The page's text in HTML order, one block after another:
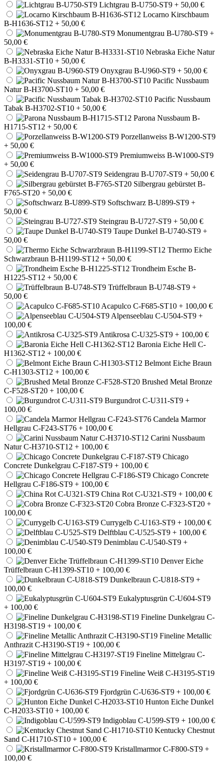
Lichtgrau B-U750-ST9 + 50,00 €
Locarno Kirschbaum
B-H1636-ST12 + 50,00 €
Monumentgrau B-U780-ST9 +
50,00 €
Nebraska Eiche Natur
B-H3331-ST10 + 50,00 €
Onyxgrau B-U960-ST9 + 50,00 €
Pacific Nussbaum
Natur B-H3700-ST10 + 50,00 €
Pacific Nussbaum
Tabak B-H3702-ST10 + 50,00 €
Parona Nussbaum B-
H1715-ST12 + 50,00 €
Porzellanweiss B-W1200-ST9
+ 50,00 €
Premiumweiss B-W1000-ST9
+ 50,00 €
Seidengrau B-U707-ST9 + 50,00 €
Silbergrau gebürstet B-
F765-ST20 + 50,00 €
Softschwarz B-U899-ST9 +
50,00 €
Steingrau B-U727-ST9 + 50,00 €
Taupe Dunkel B-U740-ST9 +
50,00 €
Thermo Eiche
Schwarzbraun B-H1199-ST12 + 50,00 €
Trondheim Esche B-
H1225-ST12 + 50,00 €
Trüffelbraun B-U748-ST9 +
50,00 €
Acapulco C-F685-ST10 + 100,00 €
Alpenseeblau C-U504-ST9 +
100,00 €
Antikrosa C-U325-ST9 + 100,00 €
Baronia Eiche Hell C-
H1362-ST12 + 100,00 €
Belmont Eiche Braun
C-H1303-ST12 + 100,00 €
Brushed Metal Bronze
C-F528-ST20 + 100,00 €
Burgundrot C-U311-ST9 +
100,00 €
Candela Marmor
Hellgrau C-F243-ST76 + 100,00 €
Carini Nussbaum
Natur C-H3710-ST12 + 100,00 €
Chicago
Concrete Dunkelgrau C-F187-ST9 + 100,00 €
Chicago Concrete
Hellgrau C-F186-ST9 + 100,00 €
China Rot C-U321-ST9 + 100,00 €
Cobra Bronze C-F323-ST20 +
100,00 €
Currygelb C-U163-ST9 + 100,00 €
Delftblau C-U525-ST9 + 100,00 €
Denimblau C-U540-ST9 +
100,00 €
Denver Eiche
Trüffelbraun C-H1399-ST10 + 100,00 €
Dunkelbraun C-U818-ST9 +
100,00 €
Eukalyptusgrün C-U604-ST9
+ 100,00 €
Fineline Dunkelgrau C-
H3198-ST19 + 100,00 €
Fineline Metallic
Anthrazit C-H3190-ST19 + 100,00 €
Fineline Mittelgrau C-
H3197-ST19 + 100,00 €
Fineline Weiß C-H3195-ST19
+ 100,00 €
Fjordgrün C-U636-ST9 + 100,00 €
Hunton Eiche Dunkel
C-H2033-ST10 + 100,00 €
Indigoblau C-U599-ST9 + 100,00 €
Kentucky Chestnut
Sand C-H1710-ST10 + 100,00 €
Kristallmarmor C-F800-ST9 +
100,00 €